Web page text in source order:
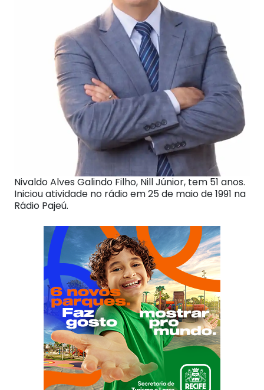
Nivaldo Alves Galindo Filho, Nill Júnior, tem 51 anos.
Iniciou atividade no rádio em 25 de maio de 1991 na
Rádio Pajeú.